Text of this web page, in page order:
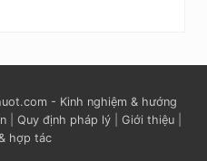
- Kinh nghiệm & hướng
Quy định pháp lý Giới thiệu
hợp tác